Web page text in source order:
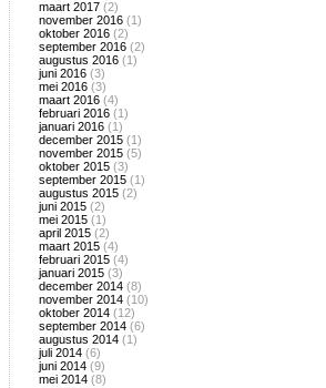
maart 2017 (2)
november 2016 (1)
oktober 2016 (2)
september 2016 (2)
augustus 2016 (1)
juni 2016 (3)
mei 2016 (3)
maart 2016 (4)
februari 2016 (1)
januari 2016 (1)
december 2015 (1)
november 2015 (5)
oktober 2015 (3)
september 2015 (1)
augustus 2015 (2)
juni 2015 (2)
mei 2015 (1)
april 2015 (2)
maart 2015 (4)
februari 2015 (4)
januari 2015 (3)
december 2014 (8)
november 2014 (10)
oktober 2014 (12)
september 2014 (6)
augustus 2014 (1)
juli 2014 (6)
juni 2014 (9)
mei 2014 (8)